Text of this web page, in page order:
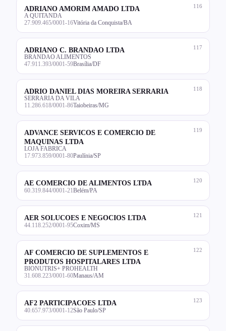
116
ADRIANO AMORIM AMADO LTDA
A QUITANDA
27.909.465/0001-16Vitória da Conquista/BA
117
ADRIANO C. BRANDAO LTDA
BRANDAO ALIMENTOS
47.911.393/0001-59Brasília/DF
118
ADRIO DANIEL DIAS MOREIRA SERRARIA
SERRARIA DA VILA
11.286.618/0001-86Taiobeiras/MG
119
ADVANCE SERVICOS E COMERCIO DE
MAQUINAS LTDA
LOJA FABRICA
17.973.859/0001-80Paulínia/SP
120
AE COMERCIO DE ALIMENTOS LTDA
60.319.844/0001-21 Belém/PA
121
AER SOLUCOES E NEGOCIOS LTDA
44.118.252/0001-95Coxim/MS
122
AF COMERCIO DE SUPLEMENTOS E
PRODUTOS HOSPITALARES LTDA
BIONUTRIS+ PROHEALTH
31.608.223/0001-60Manaus/AM
123
AF2 PARTICIPACOES LTDA
40.657.973/0001-12São Paulo/SP